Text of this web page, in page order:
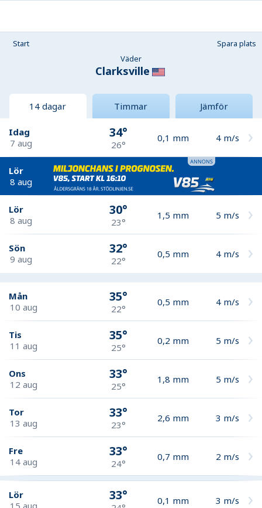
Start
Spara plats
Väder
Clarksville
14 dagar Timmar Jämför
Idag
7 aug
34°
26°
0,1 mm 4 m/s
Lör
8 aug
Lör
8 aug
30°
23°
1,5 mm 5 m/s
Sön
9 aug
32°
22°
0,5 mm 4 m/s
Mån
10 aug
35°
22°
0,5 mm 4 m/s
Tis
11 aug
35°
25°
0,2 mm 5 m/s
Ons
12 aug
33°
25°
1,8 mm 5 m/s
Tor
13 aug
33°
23°
2,6 mm 3 m/s
Fre
14 aug
33°
24°
0,7 mm 2 m/s
Lör
15 aug
33° 0,1 mm 3 m/s